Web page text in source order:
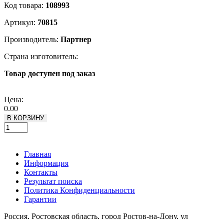
Код товара: 108993
Артикул: 70815
Производитель: Партнер
Страна изготовитель:
Товар доступен под заказ
Цена:
0.00
В КОРЗИНУ
Главная
Информация
Контакты
Результат поиска
Политика Конфиденциальности
Гарантии
Россия, Ростовская область, город Ростов-на-Дону, ул